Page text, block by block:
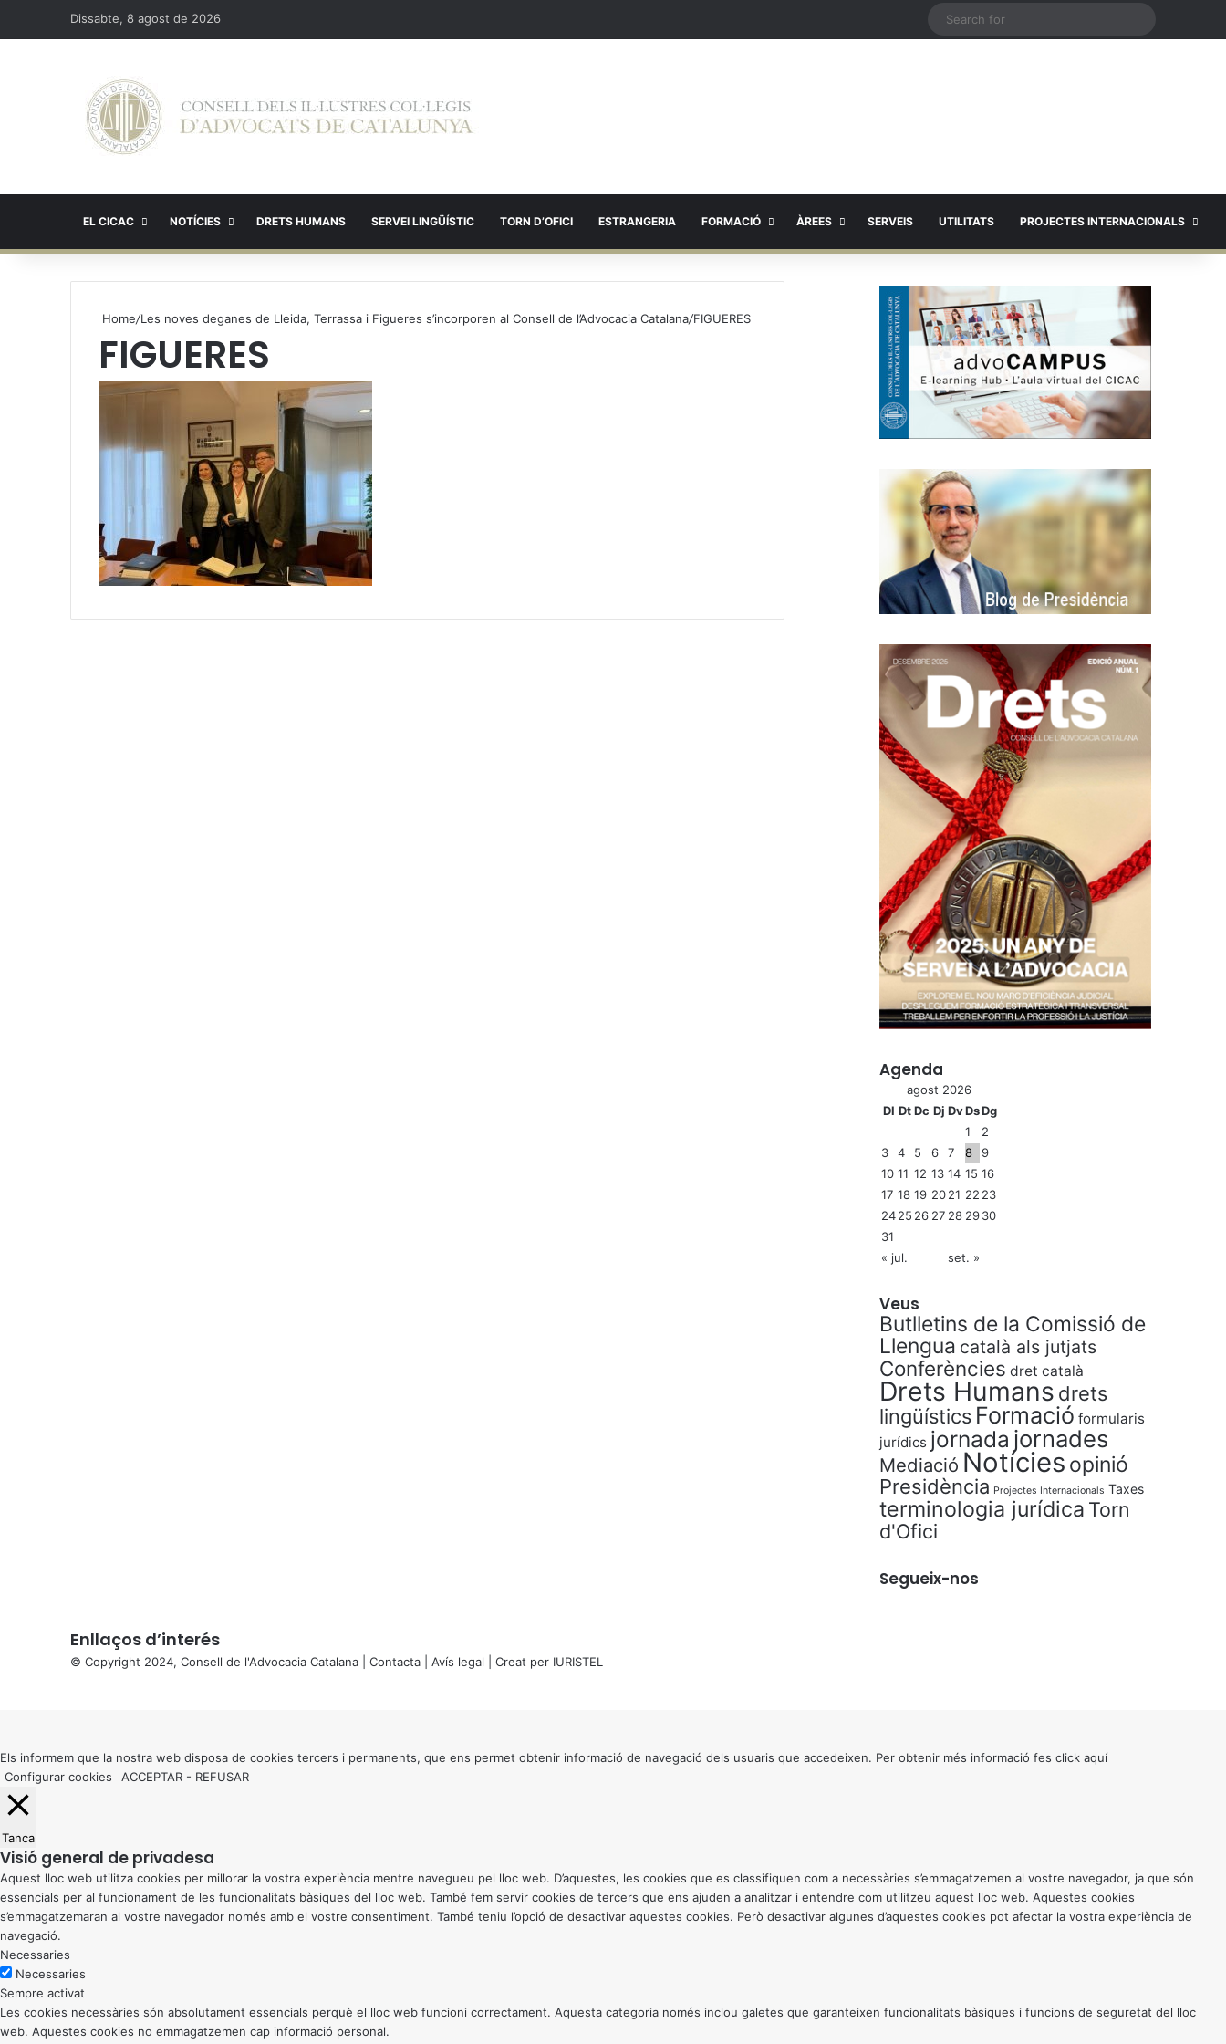
Dissabte, 8 agost de 2026
EL CICAC NOTÍCIES DRETS HUMANS SERVEI LINGÜÍSTIC TORN D’OFICI ESTRANGERIA FORMACIÓ ÀREES SERVEIS UTILITATS PROJECTES INTERNACIONALS
Home/Les noves deganes de Lleida, Terrassa i Figueres s’incorporen al Consell de l’Advocacia Catalana/FIGUERES
FIGUERES
Agenda
agost 2026
Dl Dt Dc Dj DvDsDg
1
2
3
4 5 6 7 8
9
10 11 12 13 14 15 16
17 18 19 2021 22 23
2425 26 27 28 2930
31
« jul.
set. »
Veus
Butlletins de la Comissió de
Llengua català als jutjats
Conferències dret català
Drets Humans drets
lingüístics Formació formularis
jurídics jornada jornades
Mediació Notícies opinió
Presidència Projectes Internacionals Taxes
terminologia jurídica Torn
d'Ofici
Segueix-nos
Enllaços d’interés
© Copyright 2024, Consell de l'Advocacia Catalana | Contacta Avís legal | Creat per IURISTEL
button
Els informem que la nostra web disposa de cookies tercers i permanents, que ens permet obtenir informació de navegació dels usuaris que accedeixen. Per obtenir més informació fes click aquí
Configurar cookies
ACCEPTAR - REFUSAR
Tanca
Visió general de privadesa
Aquest lloc web utilitza cookies per millorar la vostra experiència mentre navegueu pel lloc web. D’aquestes, les cookies que es classifiquen com a necessàries s’emmagatzemen al vostre navegador, ja que són
essencials per al funcionament de les funcionalitats bàsiques del lloc web. També fem servir cookies de tercers que ens ajuden a analitzar i entendre com utilitzeu aquest lloc web. Aquestes cookies
s’emmagatzemaran al vostre navegador només amb el vostre consentiment. També teniu l’opció de desactivar aquestes cookies. Però desactivar algunes d’aquestes cookies pot afectar la vostra experiència de
navegació.
Necessaries
Necessaries
Sempre activat
Les cookies necessàries són absolutament essencials perquè el lloc web funcioni correctament. Aquesta categoria només inclou galetes que garanteixen funcionalitats bàsiques i funcions de seguretat del lloc
web. Aquestes cookies no emmagatzemen cap informació personal.